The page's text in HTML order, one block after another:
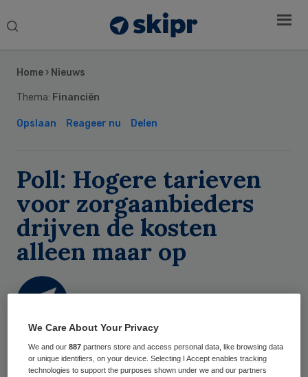
Search
Home › Nieuws
Thema: Financiën
Opslaan Reageer nu Delen
Poll: Hogere tarieven
voor zorgaanbieders
drijven de kosten
alleen maar op
952 keer gelezen
Sidebar
We Care About Your Privacy
We and our887 partners store and access personal data, like browsing data
or unique identifiers, on your device. Selecting I Accept enables tracking
technologies to support the purposes shown under we and our partners